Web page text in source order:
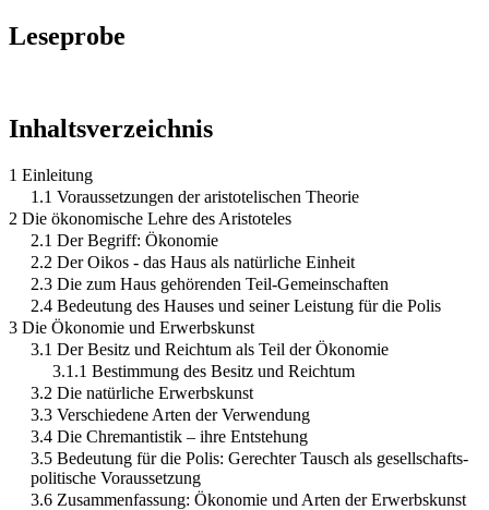
Leseprobe
Inhaltsverzeichnis
1 Einleitung
1.1 Voraussetzungen der aristotelischen Theorie
2 Die ökonomische Lehre des Aristoteles
2.1 Der Begriff: Ökonomie
2.2 Der Oikos - das Haus als natürliche Einheit
2.3 Die zum Haus gehörenden Teil-Gemeinschaften
2.4 Bedeutung des Hauses und seiner Leistung für die Polis
3 Die Ökonomie und Erwerbskunst
3.1 Der Besitz und Reichtum als Teil der Ökonomie
3.1.1 Bestimmung des Besitz und Reichtum
3.2 Die natürliche Erwerbskunst
3.3 Verschiedene Arten der Verwendung
3.4 Die Chremantistik – ihre Entstehung
3.5 Bedeutung für die Polis: Gerechter Tausch als gesellschafts-
politische Voraussetzung
3.6 Zusammenfassung: Ökonomie und Arten der Erwerbskunst